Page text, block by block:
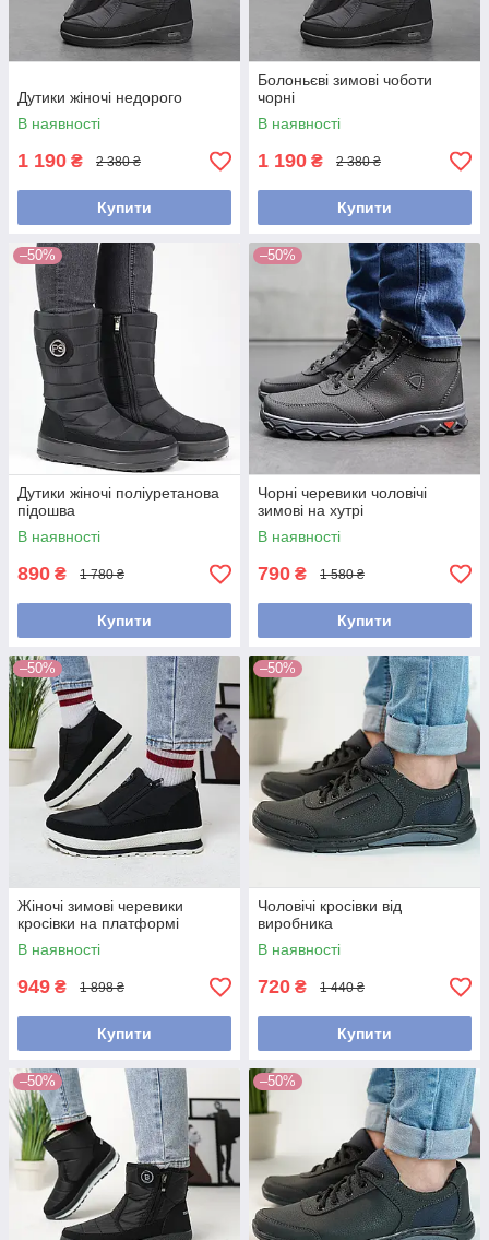
Дутики жіночі недорого
В наявності
1 190 ₴ 2 380 ₴
Купити
Болоньєві зимові чоботи
чорні
В наявності
1 190 ₴ 2 380 ₴
Купити
–50%
Дутики жіночі поліуретанова
підошва
В наявності
890 ₴ 1 780 ₴
Купити
–50%
Чорні черевики чоловічі
зимові на хутрі
В наявності
790 ₴ 1 580 ₴
Купити
–50%
Жіночі зимові черевики
кросівки на платформі
В наявності
949 ₴ 1 898 ₴
Купити
–50%
Чоловічі кросівки від
виробника
В наявності
720 ₴ 1 440 ₴
Купити
–50% –50%